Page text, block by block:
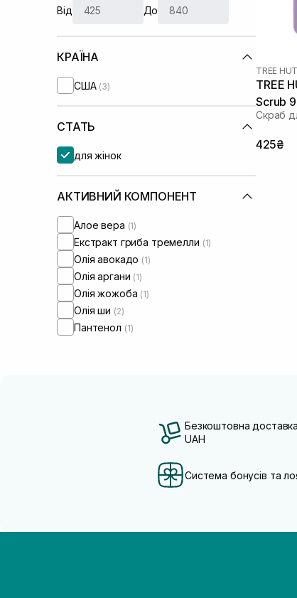
Від До
КРАЇНА
США (3)
СТАТЬ
для жінок
АКТИВНИЙ КОМПОНЕНТ
Алое вера (1)
Екстракт гриба тремелли (1)
Олія авокадо (1)
Олія аргани (1)
Олія жожоба (1)
Олія ши (2)
Пантенол (1)
TREE HUT
TREE
Scrub
Скраб
425₴
Безкоштовна
UAH
Система бонусів та